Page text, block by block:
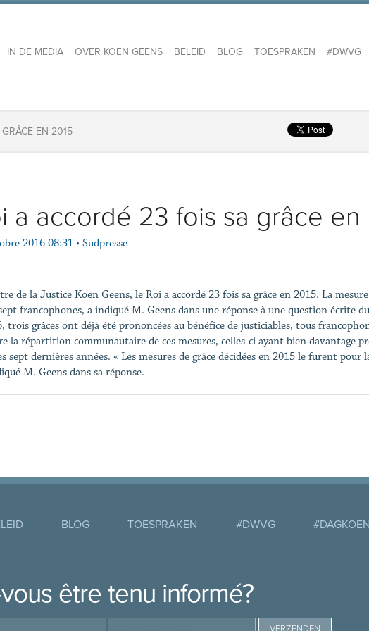
IN DE MEDIA OVER KOEN GEENS BELEID BLOG TOESPRAKEN #DWVG
EN 2015
a accordé 23 fois sa grâce en
2016 08:31 • Sudpresse
de la Justice Koen Geens, le Roi a accordé 23 fois sa grâce en 2015. La
francophones, a indiqué M. Geens dans une réponse à une question écrite
trois grâces ont déjà été prononcées au bénéfice de justiciables, tous
la répartition communautaire de ces mesures, celles-ci ayant bien davantage
sept dernières années. « Les mesures de grâce décidées en 2015 le furent pour
M. Geens dans sa réponse.
BLOG TOESPRAKEN #DWVG #DAGKOEN
être tenu informé?